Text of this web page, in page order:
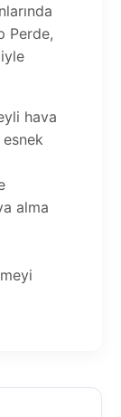
Perde,
hava
alma